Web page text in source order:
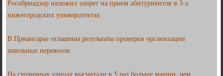
Рособрнадзор наложил запрет на прием абитуриентов в 3-х
нижегородских университетах
В Приангарье оглашены результаты проверки организации
школьных перевозок
На столичных улицах высчитали в 5 раз больше машин, чем